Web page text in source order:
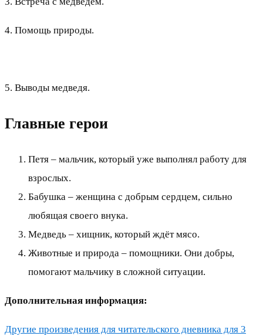
4. Помощь природы.
5. Выводы медведя.
Главные герои
Петя – мальчик, который уже выполнял работу для
взрослых.
Бабушка – женщина с добрым сердцем, сильно
любящая своего внука.
Медведь – хищник, который ждёт мясо.
Животные и природа – помощники. Они добры,
помогают мальчику в сложной ситуации.
Дополнительная информация:
Другие произведения для читательского дневника для 3